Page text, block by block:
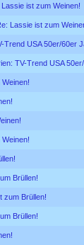
Lassie ist zum Weinen!
Lassie ist zum
Trend USA 50er/60er
TV-Trend USA
Brüllen!
zum Brüllen!
Brüllen!